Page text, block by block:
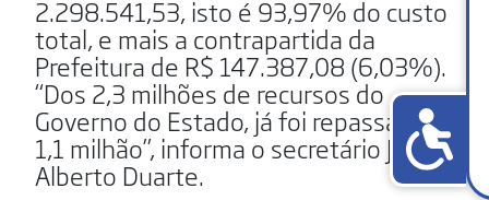
2.298.541,53, isto é 93,97% do custo
total, e mais a contrapartida da
Prefeitura de R$ 147.387,08 (6,03%).
“Dos 2,3 milhões de recursos do
Governo do Estado, já foi repassado
1,1 milhão”, informa o secretário João
Alberto Duarte.